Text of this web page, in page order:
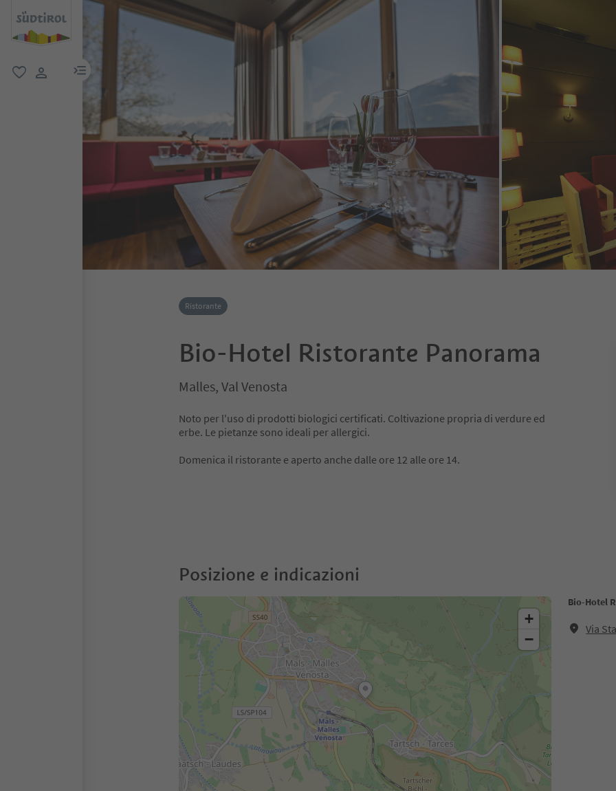
menu link
Ristorante
Bio-Hotel Ristorante Panorama
Malles, Val Venosta
Noto per l'uso di prodotti biologici certificati. Coltivazione propria di verdure ed
erbe. Le pietanze sono ideali per allergici.
Domenica il ristorante e aperto anche dalle ore 12 alle ore 14.
Posizione e indicazioni
Bio-Hotel
Via
+
−